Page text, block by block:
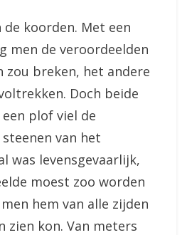
de koorden. Met een
men de veroordeelden
zou breken, het andere
Doch beide
plof viel de
van het
was levensgevaarlijk,
moest zoo worden
hem van alle zijden
kon. Van meters